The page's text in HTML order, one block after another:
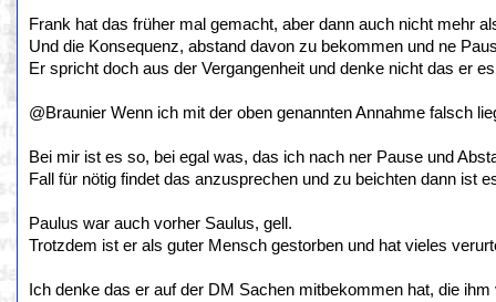
Frank hat das früher mal gemacht, aber dann auch nicht mehr
Und die Konsequenz, abstand davon zu bekommen und ne
Er spricht doch aus der Vergangenheit und denke nicht das er
@Braunier Wenn ich mit der oben genannten Annahme falsch
Bei mir ist es so, bei egal was, das ich nach ner Pause und
Fall für nötig findet das anzusprechen und zu beichten dann ist
Paulus war auch vorher Saulus, gell.
Trotzdem ist er als guter Mensch gestorben und hat vieles
Ich denke das er auf der DM Sachen mitbekommen hat, die